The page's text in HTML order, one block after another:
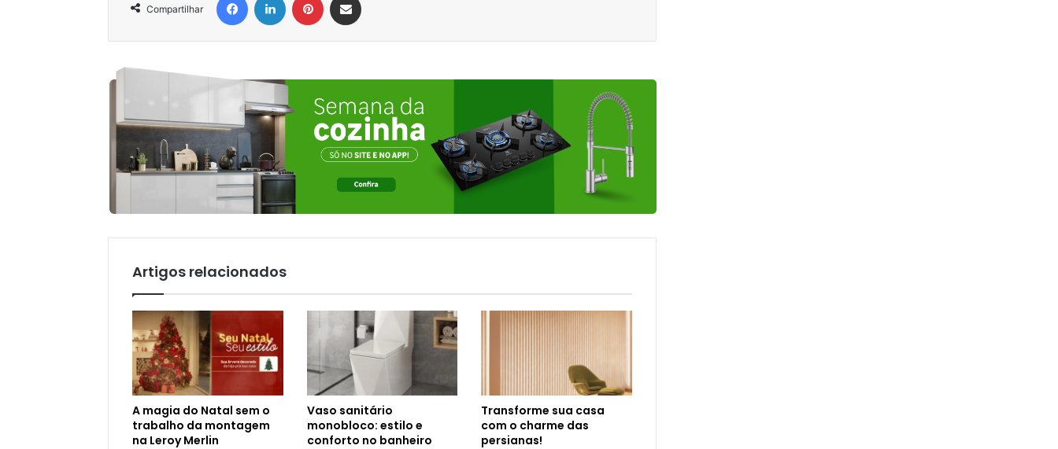
Compartilhar
Artigos relacionados
A magia do Natal sem o
trabalho da montagem
na Leroy Merlin
Vaso sanitário
monobloco: estilo e
conforto no banheiro
Transforme sua casa
com o charme das
persianas!